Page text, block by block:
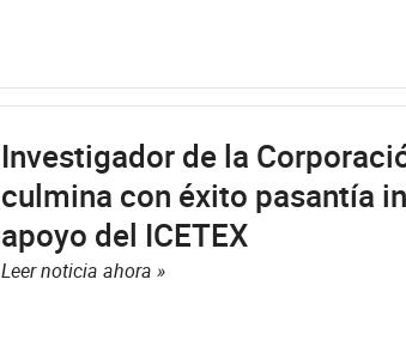
Investigador de la
culmina con éxito pasantía
apoyo del ICETEX
Leer noticia ahora »